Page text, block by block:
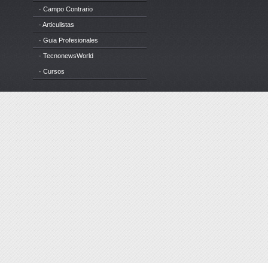
· Campo Contrario
· Articulistas
· Guia Profesionales
· TecnonewsWorld
· Cursos